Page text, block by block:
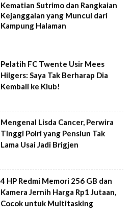
Kematian Sutrimo dan Rangkaian
Kejanggalan yang Muncul dari
Kampung Halaman
Pelatih FC Twente Usir Mees
Hilgers: Saya Tak Berharap Dia
Kembali ke Klub!
Mengenal Lisda Cancer, Perwira
Tinggi Polri yang Pensiun Tak
Lama Usai Jadi Brigjen
4 HP Redmi Memori 256 GB dan
Kamera Jernih Harga Rp1 Jutaan,
Cocok untuk Multitasking